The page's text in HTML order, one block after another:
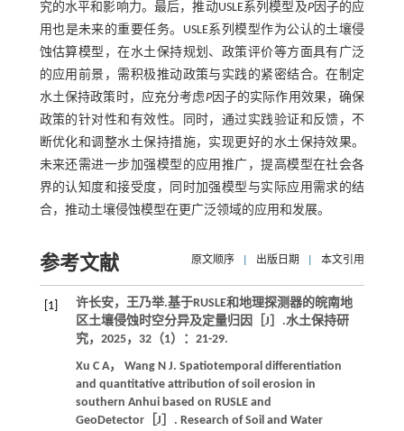
究的水平和影响力。最后，推动USLE系列模型及P因子的应
用也是未来的重要任务。USLE系列模型作为公认的土壤侵
蚀估算模型，在水土保持规划、政策评价等方面具有广泛
的应用前景，需积极推动政策与实践的紧密结合。在制定
水土保持政策时，应充分考虑P因子的实际作用效果，确保
政策的针对性和有效性。同时，通过实践验证和反馈，不
断优化和调整水土保持措施，实现更好的水土保持效果。
未来还需进一步加强模型的应用推广，提高模型在社会各
界的认知度和接受度，同时加强模型与实际应用需求的结
合，推动土壤侵蚀模型在更广泛领域的应用和发展。
参考文献 原文顺序 出版日期 本文引用
[1]
许长安，王乃举.基于RUSLE和地理探测器的皖南地
区土壤侵蚀时空分异及定量归因［J］.水土保持研
究， 2025， 32（1）：21-29.
Xu C A， Wang N J. Spatiotemporal differentiation
and quantitative attribution of soil erosion in
southern Anhui based on RUSLE and
GeoDetector［J］. Research of Soil and Water